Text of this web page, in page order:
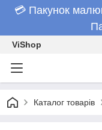
💳 Пакунок
ViShop
Каталог товарів